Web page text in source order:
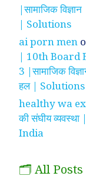
|सामाजिक
| Solutions
ai porn men
| 10th Board
3 |सामाजिक
हल | Solutions
healthy wa
की संघीय
India
🗂️ All Posts